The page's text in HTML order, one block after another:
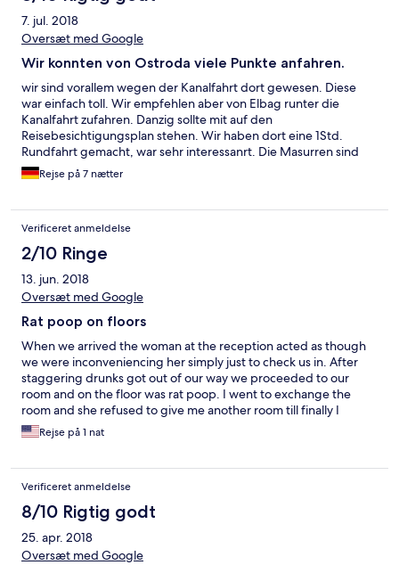
7. jul. 2018
Oversæt med Google
Wir konnten von Ostroda viele Punkte anfahren.
wir sind vorallem wegen der Kanalfahrt dort gewesen. Diese
war einfach toll. Wir empfehlen aber von Elbag runter die
Kanalfahrt zufahren. Danzig sollte mit auf den
Reisebesichtigungsplan stehen. Wir haben dort eine 1Std.
Rundfahrt gemacht, war sehr interessanrt. Die Masurren sind
toll. Mal was anderes.
Rejse på 7 nætter
Verificeret anmeldelse
2/10 Ringe
13. jun. 2018
Oversæt med Google
Rat poop on floors
When we arrived the woman at the reception acted as though
we were inconveniencing her simply just to check us in. After
staggering drunks got out of our way we proceeded to our
room and on the floor was rat poop. I went to exchange the
room and she refused to give me another room till finally I
insisted upon seeing the other room and it was just as
disgusting. When we asked for a refund Miraculously she had a
30 minutes! She lied to us in the beginning about even having
another room. The whole experience was pretty awful. I would
suggest orbits not using this for future clients. We have booked
with orbits for many many years itilizong hundreds of hotels and
this one just does not match up to your standards!
Rejse på 1 nat
Verificeret anmeldelse
8/10 Rigtig godt
25. apr. 2018
Oversæt med Google